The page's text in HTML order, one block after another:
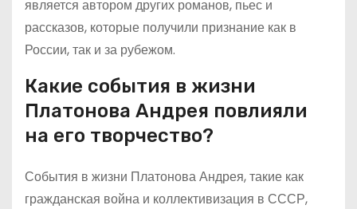
является автором других романов, пьес и
рассказов, которые получили признание как в
России, так и за рубежом.
Какие события в жизни
Платонова Андрея повлияли
на его творчество?
События в жизни Платонова Андрея, такие как
гражданская война и коллективизация в СССР,